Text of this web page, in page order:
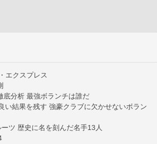
エクスプレス
底分析 最強ボランチは誰だ
い結果を残す 強豪クラブに欠かせないボラン
ツ 歴史に名を刻んだ名手13人